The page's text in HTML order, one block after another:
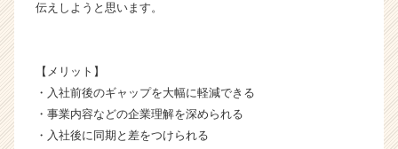
a
r）
伝えしようと思います。
【メリット】
・入社前後のギャップを大幅に軽減できる
・事業内容などの企業理解を深められる
・入社後に同期と差をつけられる